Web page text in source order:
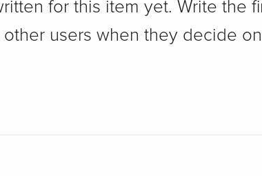
for this item yet. Write the
users when they decide